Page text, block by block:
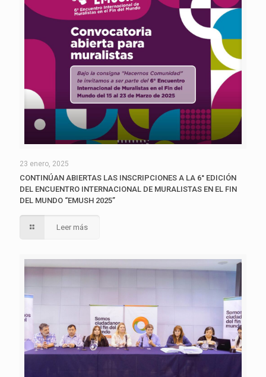
23 enero, 2025
CONTINÚAN ABIERTAS LAS INSCRIPCIONES A LA 6° EDICIÓN
DEL ENCUENTRO INTERNACIONAL DE MURALISTAS EN EL FIN
DEL MUNDO “EMUSH 2025”
Leer más